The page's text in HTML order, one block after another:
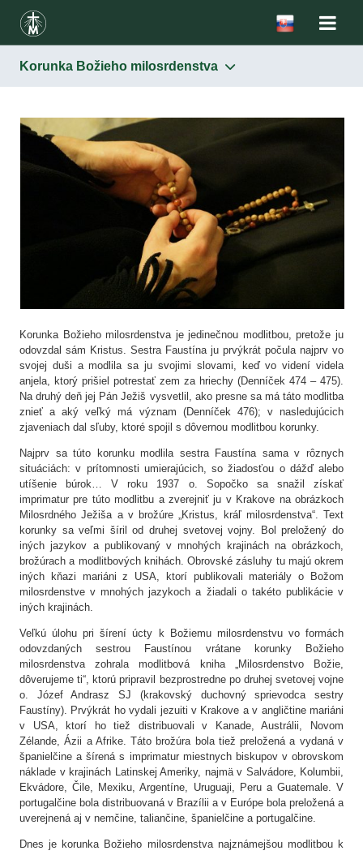
Korunka Božieho milosrdenstva
Sviatok milosrdenstva
Korunka Božieho milosrdenstva
Hodina milosrdenstva
Šírenie úcty k Božiemu milosrdenstvu
Korunka Božieho milosrdenstva je jedinečnou modlitbou, pretože ju
odovzdal sám Kristus. Sestra Faustína ju prvýkrát počula najprv vo
svojej duši a modlila sa ju svojimi slovami, keď vo videní videla
anjela, ktorý prišiel potrestať zem za hriechy (Denníček 474 – 475).
Na druhý deň jej Pán Ježiš vysvetlil, ako presne sa má táto modlitba
znieť a aký veľký má význam (Denníček 476); v nasledujúcich
zjaveniach dal sľuby, ktoré spojil s dôvernou modlitbou korunky.
Najprv sa túto korunku modlila sestra Faustína sama v rôznych
situáciách: v prítomnosti umierajúcich, so žiadosťou o dážď alebo
utíšenie búrok… V roku 1937 o. Sopočko sa snažil získať
imprimatur pre túto modlitbu a zverejniť ju v Krakove na obrázkoch
Milosrdného Ježiša a v brožúre „Kristus, kráľ milosrdenstva“. Text
korunky sa veľmi šíril od druhej svetovej vojny. Bol preložený do
iných jazykov a publikovaný v mnohých krajinách na obrázkoch,
brožúrach a modlitbových knihách. Obrovské zásluhy tu majú okrem
iných kňazi mariáni z USA, ktorí publikovali materiály o Božom
milosrdenstve v mnohých jazykoch a žiadali o takéto publikácie v
iných krajinách.
Veľkú úlohu pri šírení úcty k Božiemu milosrdenstvu vo formách
odovzdaných sestrou Faustínou vrátane korunky Božieho
milosrdenstva zohrala modlitbová kniha „Milosrdenstvo Božie,
dôverujeme ti“, ktorú pripravil bezprostredne po druhej svetovej vojne
o. Józef Andrasz SJ (krakovský duchovný sprievodca sestry
Faustíny). Prvýkrát ho vydali jezuiti v Krakove a v angličtine mariáni
v USA, ktorí ho tiež distribuovali v Kanade, Austrálii, Novom
Zélande, Ázii a Afrike. Táto brožúra bola tiež preložená a vydaná v
španielčine a šírená s imprimatur miestnych biskupov v obrovskom
náklade v krajinách Latinskej Ameriky, najmä v Salvádore, Kolumbii,
Ekvádore, Čile, Mexiku, Argentíne, Uruguaji, Peru a Guatemale. V
portugalčine bola distribuovaná v Brazílii a v Európe bola preložená a
uverejnená aj v nemčine, taliančine, španielčine a portugalčine.
Dnes je korunka Božieho milosrdenstva najznámejšou modlitbou k